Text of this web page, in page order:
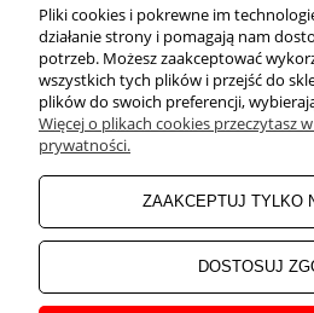
POMOC
ZAKUPY
MOJE
Pliki cookies i pokrewne im
działanie strony i pomagają nam
potrzeb. Możesz zaakceptować
wszystkich tych plików i przejść do
plików do swoich preferencji,
Więcej o plikach cookies przeczytasz
prywatności.
ZAAKCEPTUJ TYLKO
DOSTOSUJ